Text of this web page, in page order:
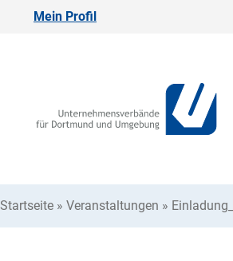
Mein Profil
Startseite » Veranstaltungen »